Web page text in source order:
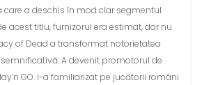
care a deschis în mod clar segmentul
acest titlu, furnizorul era estimat, dar nu
of Dead a transformat notorietatea
A devenit promotorul de
GO. I-a familiarizat pe jucătorii români